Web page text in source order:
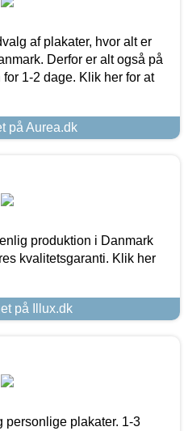
af plakater, hvor alt er
Derfor er alt også på
1-2 dage. Klik her for at
på Aurea.dk
produktion i Danmark
kvalitetsgaranti. Klik her
på Illux.dk
plakater. 1-3